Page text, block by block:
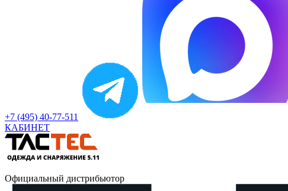
+7 (495) 40-77-511
КАБИНЕТ
Официальный дистрибьютор